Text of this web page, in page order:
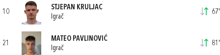
10
STJEPAN KRULJAC
Igrač
67'
21
MATEO PAVLINOVIĆ
Igrač
81'